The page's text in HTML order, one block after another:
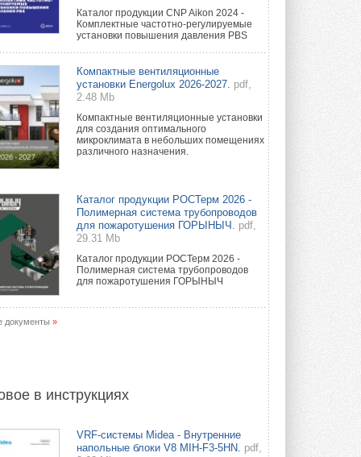
Каталог продукции CNP Aikon 2024 -
Комплектные частотно-регулируемые
установки повышения давления PBS
Компактные вентиляционные
установки Energolux 2026-2027. pdf,
2.48 Mb
Компактные вентиляционные установки
для создания оптимального
микроклимата в небольших помещениях
различного назначения.
Каталог продукции РОСТерм 2026 -
Полимерная система трубопроводов
для пожаротушения ГОРЫНЫЧ.
pdf,
29.31 Mb
Каталог продукции РОСТерм 2026 -
Полимерная система трубопроводов
для пожаротушения ГОРЫНЫЧ
документы »
в инструкциях
VRF-системы Midea - Внутренние
напольные блоки V8 MIH-F3-5HN. pdf,